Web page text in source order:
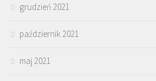
grudzień 2021
październik 2021
maj 2021